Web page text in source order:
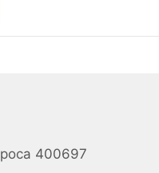
400697